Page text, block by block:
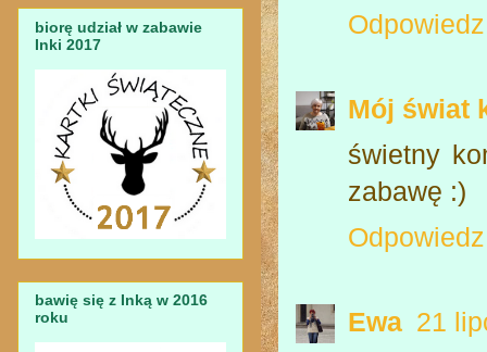
Odpowiedz
Mój świat
świetny
zabawę :)
Odpowiedz
Ewa 21
biorę udział w zabawie
Inki 2017
bawię się z Inką w 2016
roku